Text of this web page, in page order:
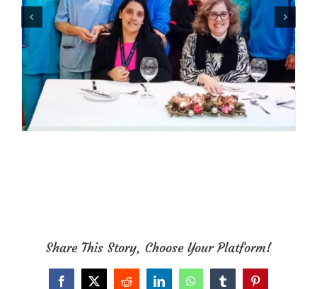
Share This Story, Choose Your Platform!
Facebook
X Reddit LinkedInWhatsAppTumblrPinterest